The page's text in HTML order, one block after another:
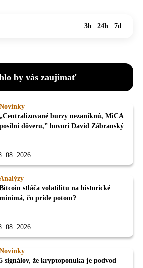
3h 24h 7d
by vás zaujímať
Novinky
„Centralizované burzy nezaniknú, MiCA
posilní dôveru,” hovorí David Zábranský
08. 2026
Analýzy
Bitcoin stláča volatilitu na historické
minimá, čo príde potom?
08. 2026
Novinky
5 signálov, že kryptoponuka je podvod